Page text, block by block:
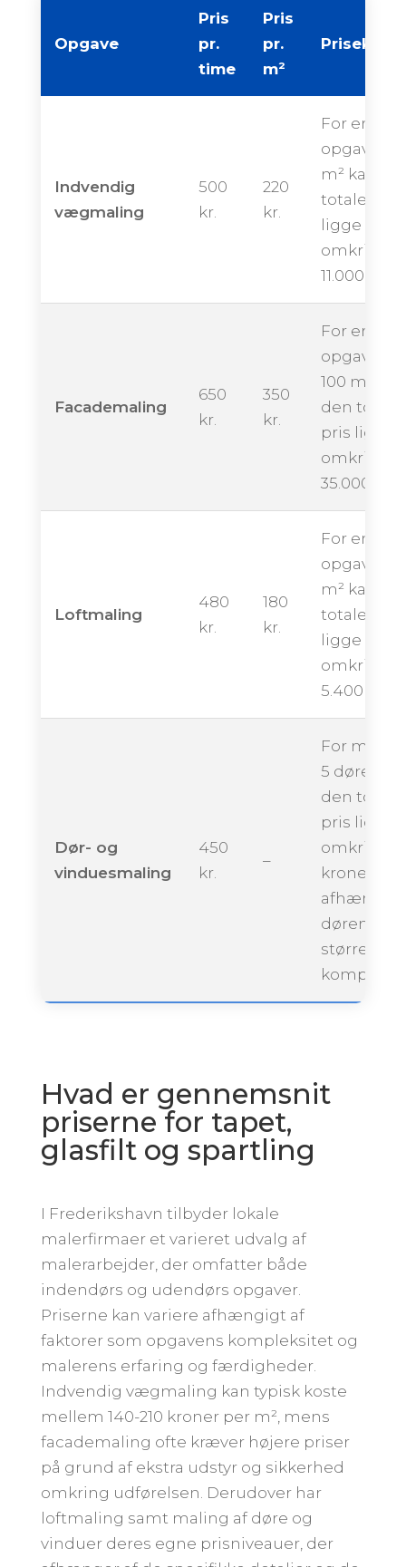
Opgave
Pris
pr.
time
Pris
pr.
m²
Indvendig
vægmaling
500
kr.
220
kr.
For en
opgave på
m² kan
totale pris
ligge
omkring
11.000
Facademaling
650
kr.
350
kr.
For en
opgave på
100 m² kan
den totale
pris ligge
omkring
35.000
Loftmaling
480
kr.
180
kr.
For en
opgave på
m² kan
totale pris
ligge
omkring
5.400
Dør- og
vinduesmaling
450
kr.
–
For
5 døre kan
den totale
pris ligge
omkring
kroner,
afhængigt
dørenes
størrelse
Hvad er gennemsnit
priserne for tapet,
glasfilt og spartling
I Frederikshavn tilbyder lokale
malerfirmaer et varieret udvalg af
malerarbejder, der omfatter både
indendørs og udendørs opgaver.
Priserne kan variere afhængigt af
faktorer som opgavens kompleksitet og
malerens erfaring og færdigheder.
Indvendig vægmaling kan typisk koste
mellem 140-210 kroner per m², mens
facademaling ofte kræver højere priser
på grund af ekstra udstyr og sikkerhed
omkring udførelsen. Derudover har
loftmaling samt maling af døre og
vinduer deres egne prisniveauer, der